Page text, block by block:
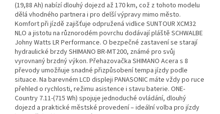
(19,88 Ah) nabízí dlouhý dojezd až 170 km, což z tohoto modelu
dělá vhodného partnera i pro delší výpravy mimo město.
Komfort při jízdě zajišťuje odpružená vidlice SUNTOUR XCM32
NLO a jistotu na různorodém povrchu dodávají pláště SCHWALBE
Johny Watts LR Performance. O bezpečné zastavení se starají
hydraulické brzdy SHIMANO BR-MT200, známé pro svůj
vyrovnaný brzdný výkon. Přehazovačka SHIMANO Acera s 8
převody umožňuje snadné přizpůsobení tempa jízdy podle
situace. Na barevném LCD displeji PANASONIC máte vždy po ruce
přehled o rychlosti, režimu asistence i stavu baterie. ONE-
Country 7.11-(715 Wh) spojuje jednoduché ovládání, dlouhý
dojezd a praktické městské provedení – ideální volba pro jízdy